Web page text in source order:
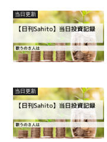
当日更新
当日更新